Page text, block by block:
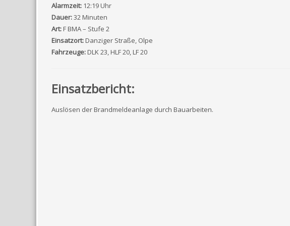
Alarmzeit: 12:19 Uhr
Dauer:32 Minuten
Art:F BMA – Stufe 2
Einsatzort:Danziger Straße, Olpe
Fahrzeuge:DLK 23, HLF 20, LF 20
Einsatzbericht:
Auslösen der Brandmeldeanlage durch Bauarbeiten.